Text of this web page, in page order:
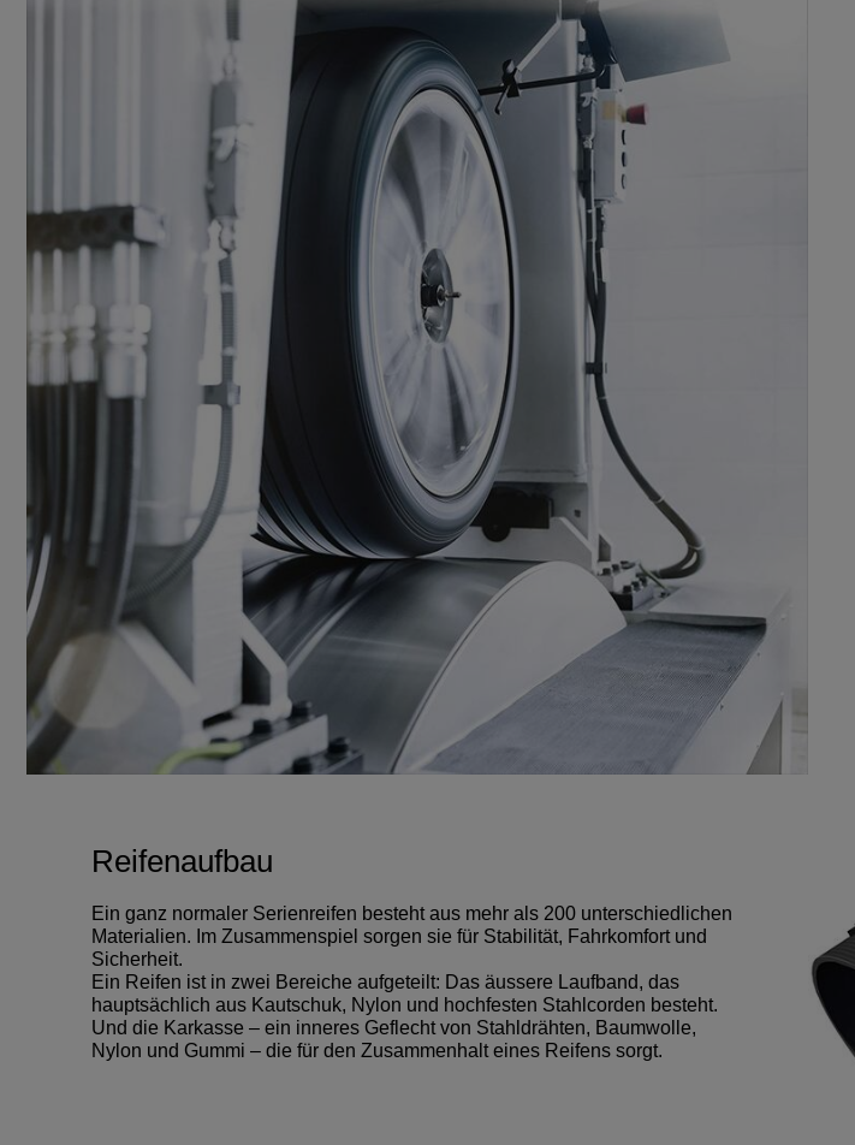
Reifenaufbau
Ein ganz normaler Serienreifen besteht aus mehr als 200 unterschiedlichen
Materialien. Im Zusammenspiel sorgen sie für Stabilität, Fahrkomfort und
Sicherheit.
Ein Reifen ist in zwei Bereiche aufgeteilt: Das äussere Laufband, das
hauptsächlich aus Kautschuk, Nylon und hochfesten Stahlcorden besteht.
Und die Karkasse – ein inneres Geflecht von Stahldrähten, Baumwolle,
Nylon und Gummi – die für den Zusammenhalt eines Reifens sorgt.